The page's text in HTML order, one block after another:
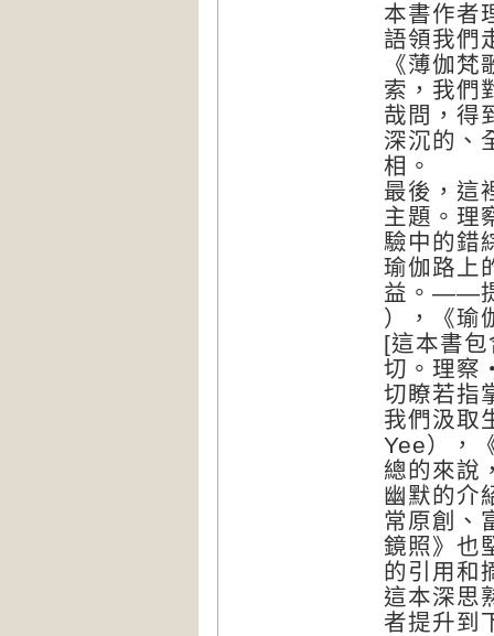
本書作者
語領我們
《薄伽
索，我們
哉問，得
深沉的、
相。
最後，這
主題。理
驗中的錯
瑜伽路上
益。——
），《瑜
[這本書
切。理察
切瞭若指
我們汲取
Yee），
總的來說
幽默的介
常原創、
鏡照》也
的引用和
這本深思
者提升到